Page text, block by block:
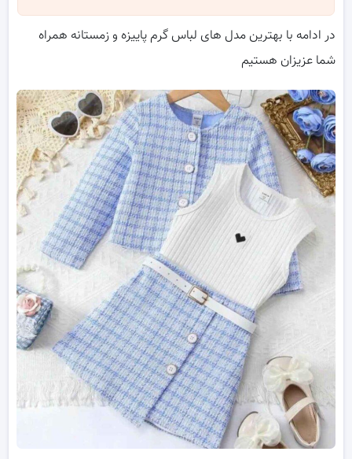
در ادامه با بهترین مدل های لباس گرم پاییزه و زمستانه همراه
شما عزیزان هستیم